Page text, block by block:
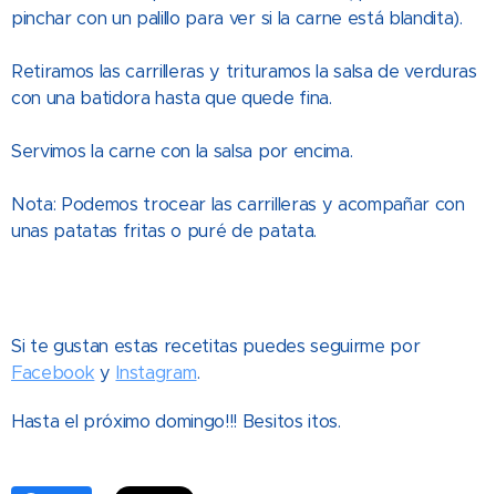
pinchar con un palillo para ver si la carne está blandita).
Retiramos las carrilleras y trituramos la salsa de verduras
con una batidora hasta que quede fina.
Servimos la carne con la salsa por encima.
Nota: Podemos trocear las carrilleras y acompañar con
unas patatas fritas o puré de patata.
Si te gustan estas recetitas puedes seguirme por
Facebook y Instagram.
Hasta el próximo domingo!!! Besitos itos.